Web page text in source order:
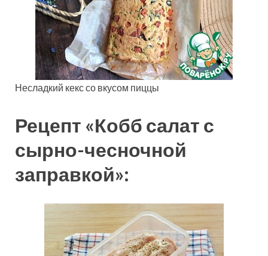
Несладкий кекс со вкусом пиццы
Рецепт «Кобб салат с
сырно-чесночной
заправкой»: